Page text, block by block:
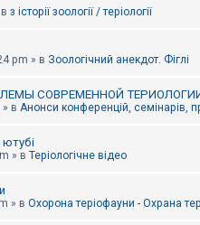
з історії зоології / теріології
pm » в Зоологічний анекдот. Фіглі
СОВРЕМЕННОЙ
» в Анонси конференцій, семінарів,
ютубі
» в Теріологічне відео
» в Охорона теріофауни - Охрана